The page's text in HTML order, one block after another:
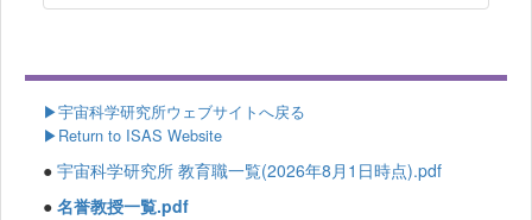
▶宇宙科学研究所ウェブサイトへ戻る
▶Return to ISAS Website
● 宇宙科学研究所 教育職一覧(2026年8月1日時点).pdf
● 名誉教授一覧.pdf